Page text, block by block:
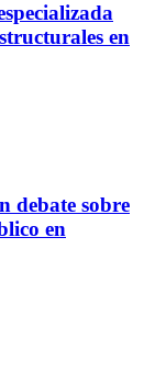
en
debate sobre
en